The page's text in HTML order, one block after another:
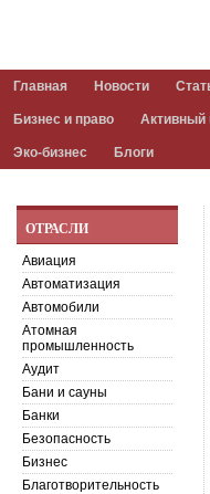
Главная Новости
Бизнес и право Активный
Эко-бизнес Блоги
ОТРАСЛИ
Авиация
Автоматизация
Автомобили
Атомная
промышленность
Аудит
Бани и сауны
Банки
Безопасность
Бизнес
Благотворительность